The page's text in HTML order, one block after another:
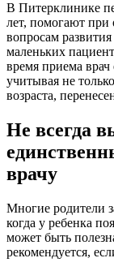
В Питерклинике
лет, помогают при
вопросам
маленьких
время приема врач
учитывая не
возраста,
Не всегда
врачу
Многие родители
когда у ребенка
может быть
рекомендуется,